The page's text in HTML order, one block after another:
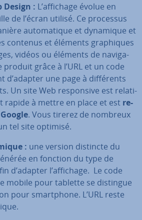
Design : L’affichage évolue en
de l’écran utilisé. Ce processus
au­to­ma­tique et dynamique et
contenus et éléments gra­phiques
vidéos ou éléments de na­vi­ga­
grâce à l’URL et un code
d’adapter une page à dif­fé­rents
Un site Web res­pon­sive est re­la­ti­
rapide à mettre en place et est re­
. Vous tirerez de nombreux
tel site optimisé.
: une version distincte du
en fonction du type de
d’adapter l’affichage. Le code
mobile pour tablette se distingue
pour smart­phone. L’URL reste